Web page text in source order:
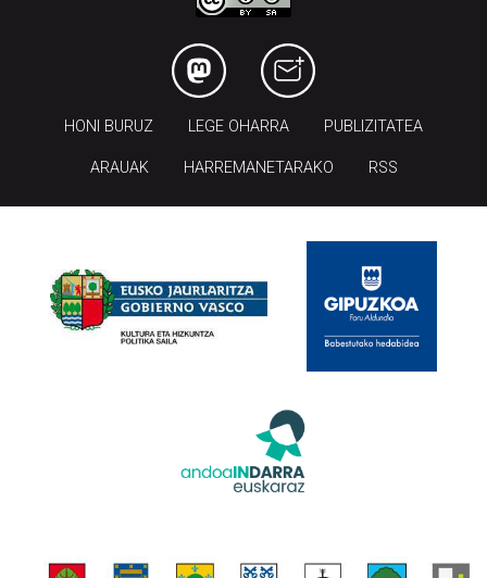
HONI BURUZ LEGE OHARRA PUBLIZITATEA
ARAUAK HARREMANETARAKO RSS